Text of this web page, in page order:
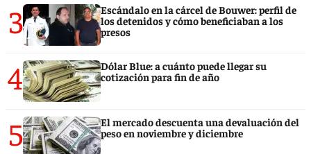
3
Escándalo en la cárcel de Bouwer: perfil de
los detenidos y cómo beneficiaban a los
presos
4
Dólar Blue: a cuánto puede llegar su
cotización para fin de año
5
El mercado descuenta una devaluación del
peso en noviembre y diciembre